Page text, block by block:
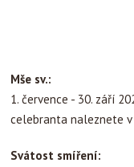
Mše sv.:
1. července - 30. září
celebranta naleznete v
Svátost smíření: